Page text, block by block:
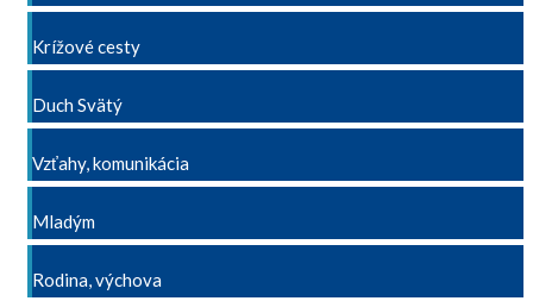
Krížové cesty
Duch Svätý
Vzťahy, komunikácia
Mladým
Rodina, výchova